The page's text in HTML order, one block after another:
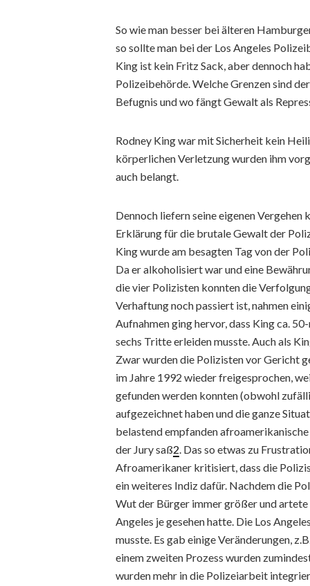
So wie man besser bei älteren
so sollte man bei der Los Angeles
King ist kein Fritz Sack, aber dennoch
Polizeibehörde. Welche Grenzen sind
Befugnis und wo fängt Gewalt als
Rodney King war mit Sicherheit kein
körperlichen Verletzung wurden ihm
auch belangt.
Dennoch liefern seine eigenen Vergehen
Erklärung für die brutale Gewalt der
King wurde am besagten Tag von der
Da er alkoholisiert war und eine
die vier Polizisten konnten die
Verhaftung noch passiert ist, nahmen
Aufnahmen ging hervor, dass King ca.
sechs Tritte erleiden musste. Auch als
Zwar wurden die Polizisten vor Gericht
im Jahre 1992 wieder freigesprochen,
gefunden werden konnten (obwohl
aufgezeichnet haben und die ganze
belastend empfanden
der Jury saß2. Das so etwas zu
Afroamerikaner kritisiert, dass die
ein weiteres Indiz dafür. Nachdem die
Wut der Bürger immer größer und
Angeles je gesehen hatte. Die Los
musste. Es gab einige Veränderungen,
einem zweiten Prozess wurden
wurden mehr in die Polizeiarbeit